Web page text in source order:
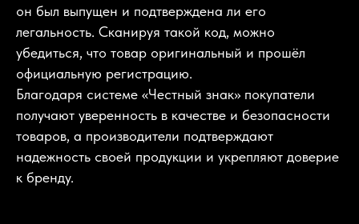
он был выпущен и подтверждена ли его
легальность. Сканируя такой код, можно
убедиться, что товар оригинальный и прошёл
официальную регистрацию.
Благодаря системе «Честный знак» покупатели
получают уверенность в качестве и безопасности
товаров, а производители подтверждают
надежность своей продукции и укрепляют доверие
к бренду.